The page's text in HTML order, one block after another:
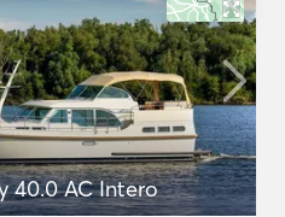
40.0 AC Intero